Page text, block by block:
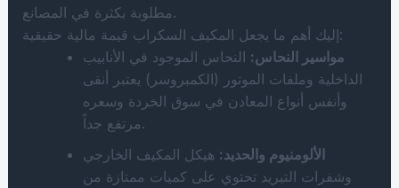
مطلوبة بكثرة في المصانع.
إليك أهم ما يجعل المكيف السكراب قيمة مالية حقيقية:
مواسير النحاس: النحاس الموجود في الأنابيب
الداخلية وملفات الموتور (الكمبروسر) يعتبر أنقى
وأنفس أنواع المعادن في سوق الخردة وسعره
مرتفع جداً.
الألومنيوم والحديد: هيكل المكيف الخارجي
وشفرات التبريد تحتوي على كميات ممتازة من